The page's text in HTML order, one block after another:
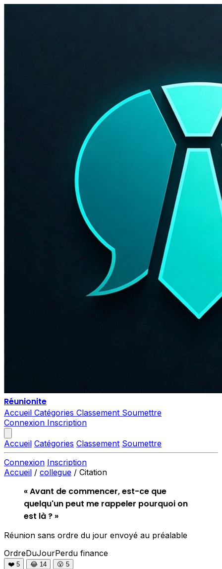
Réunionite
Accueil Catégories Classement Soumettre
Connexion Inscription
Accueil Catégories Classement Soumettre
Connexion Inscription
Accueil / collegue / Citation
« Avant de commencer, est-ce que
quelqu'un peut me rappeler pourquoi on
est là ? »
Réunion sans ordre du jour envoyé au préalable
OrdreDuJourPerdu finance
❤️ 5 😂 14 😮 5